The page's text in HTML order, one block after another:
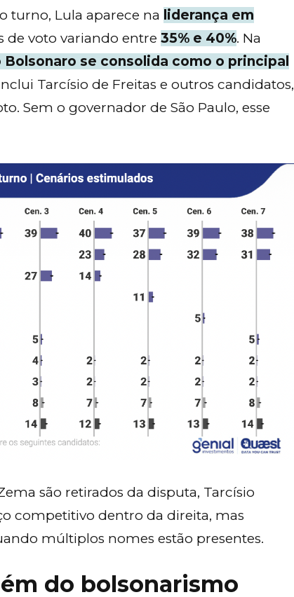
turno, Lula aparece na liderança em
de voto variando entre 35% e 40%. Na
Bolsonaro se consolida como o principal
Tarcísio de Freitas e outros candidatos,
Sem o governador de São Paulo, esse
são retirados da disputa, Tarcísio
competitivo dentro da direita, mas
múltiplos nomes estão presentes.
do bolsonarismo